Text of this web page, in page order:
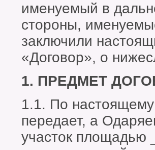
именуемый в
стороны,
заключили
«Договор», о
1. ПРЕДМЕТ
1.1. По
передает, а
участок площадью